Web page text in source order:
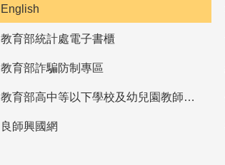
English
教育部統計處電子書櫃
教育部詐騙防制專區
教育部高中等以下學校及幼兒園教師資格檢定考試
良師興國網